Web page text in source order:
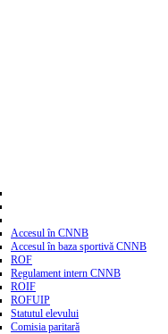
Accesul în CNNB
Accesul în baza sportivă CNNB
ROF
Regulament intern CNNB
ROIF
ROFUIP
Statutul elevului
Comisia paritară